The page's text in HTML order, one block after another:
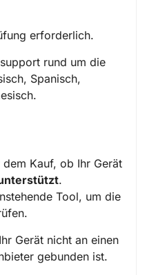
erforderlich.
rund um die
Spanisch,
Kauf, ob Ihr Gerät
.
Tool, um die
Gerät nicht an einen
gebunden ist.